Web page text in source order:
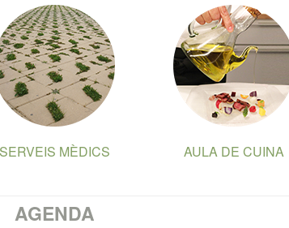
SERVEIS MÈDICS AULA DE CUINA
AGENDA